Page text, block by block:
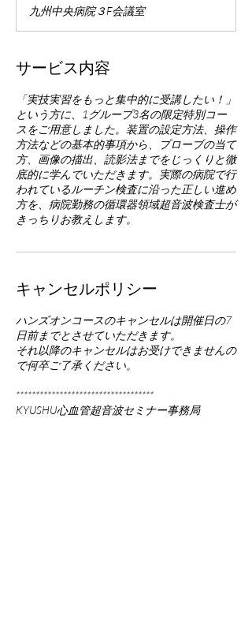
九州中央病院３F会議室
サービス内容
「実技実習をもっと集中的に受講したい！」
という方に、1グループ3名の限定特別コー
スをご用意しました。装置の設定方法、操作
方法などの基本的事項から、プローブの当て
方、画像の描出、読影法までをじっくりと徹
底的に学んでいただきます。実際の病院で行
われているルーチン検査に沿った正しい進め
方を、病院勤務の循環器領域超音波検査士が
きっちりお教えします。
キャンセルポリシー
ハンズオンコースのキャンセルは開催日の7
日前までとさせていただきます。
それ以降のキャンセルはお受けできませんの
で何卒ご了承ください。
***********************************
KYUSHU心血管超音波セミナー事務局